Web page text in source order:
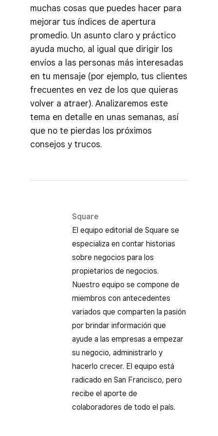
muchas cosas que puedes hacer para
mejorar tus índices de apertura
promedio. Un asunto claro y práctico
ayuda mucho, al igual que dirigir los
envíos a las personas más interesadas
en tu mensaje (por ejemplo, tus clientes
frecuentes en vez de los que quieras
volver a atraer). Analizaremos este
tema en detalle en unas semanas, así
que no te pierdas los próximos
consejos y trucos.
Square
El equipo editorial de Square se
especializa en contar historias
sobre negocios para los
propietarios de negocios.
Nuestro equipo se compone de
miembros con antecedentes
variados que comparten la pasión
por brindar información que
ayude a las empresas a empezar
su negocio, administrarlo y
hacerlo crecer. El equipo está
radicado en San Francisco, pero
recibe el aporte de
colaboradores de todo el país.